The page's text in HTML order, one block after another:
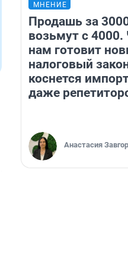
МНЕНИЕ
Продашь за
возьмут с 4000.
нам готовит
налоговый
коснется
даже
Анастасия